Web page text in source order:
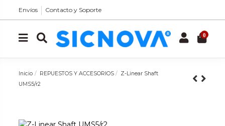
Envíos Contacto y Soporte
0
Inicio REPUESTOS Y ACCESORIOS
Z-Linear Shaft
UMS5/r2